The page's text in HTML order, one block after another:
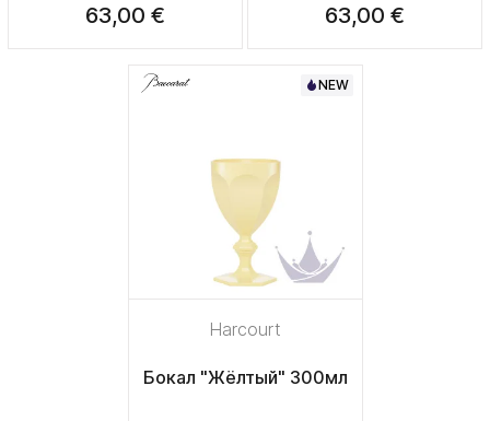
63,00 € 63,00 €
NEW
Harcourt
Бокал "Жёлтый" 300мл